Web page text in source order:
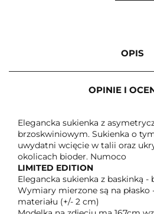
OPIS
OPINIE I
Elegancka sukienka z
brzoskwiniowym. Sukienka o
uwydatni wcięcie w talii oraz
okolicach bioder. Numoco
LIMITED EDITION
Elegancka sukienka z baskinką -
Wymiary mierzone są na płasko
materiału (+/- 2 cm)